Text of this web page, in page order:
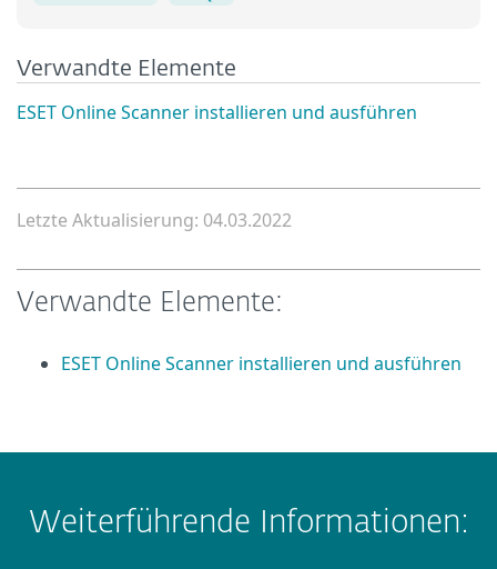
Verwandte Elemente
ESET Online Scanner installieren und ausführen
Letzte Aktualisierung: 04.03.2022
Verwandte Elemente:
ESET Online Scanner installieren und ausführen
Weiterführende Informationen: